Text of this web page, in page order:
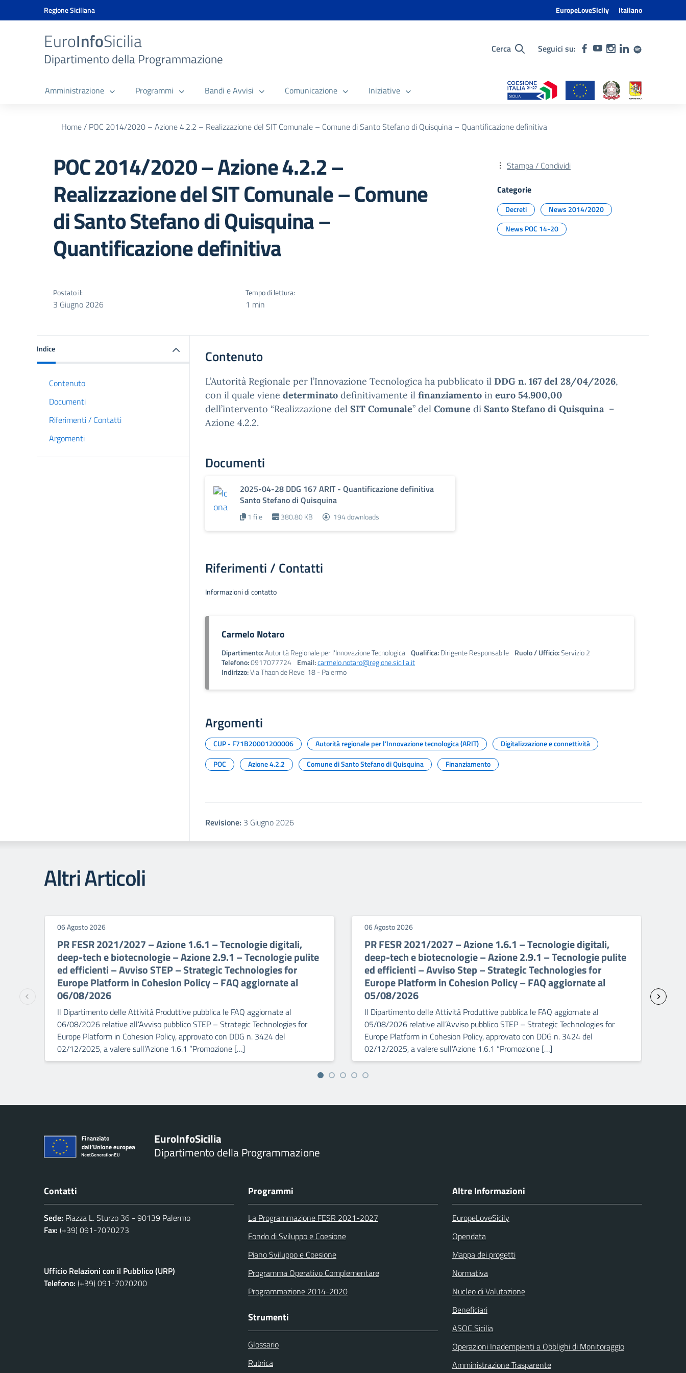
Vai ai contenuti
Vai al menu di navigazione
Vai al banner delle Cookie Policy
Regione Siciliana EuropeLoveSicily Italiano
EuroInfoSicilia
Dipartimento della Programmazione
Cerca Seguici su:
Amministrazione Programmi Bandi e Avvisi Comunicazione Iniziative
Home/ POC 2014/2020 – Azione 4.2.2 – Realizzazione del SIT Comunale – Comune di Santo Stefano di Quisquina – Quantificazione definitiva
POC 2014/2020 – Azione 4.2.2 –
Realizzazione del SIT Comunale – Comune
di Santo Stefano di Quisquina –
Quantificazione definitiva
Postato il:
3 Giugno 2026
Tempo di lettura:
1 min
Stampa / Condividi
Categorie
Decreti
News 2014/2020
News POC 14-20
Indice
Contenuto
Documenti
Riferimenti / Contatti
Argomenti
Contenuto
L’Autorità Regionale per l’Innovazione Tecnologica ha pubblicato il DDG n. 167 del 28/04/2026,
con il quale viene determinato definitivamente il finanziamento in euro 54.900,00
dell’intervento “Realizzazione del SIT Comunale” del Comune di Santo Stefano di Quisquina –
Azione 4.2.2.
Documenti
2025-04-28 DDG 167 ARIT - Quantificazione definitiva
Santo Stefano di Quisquina
1 file 380.80 KB 194 downloads
Riferimenti / Contatti
Informazioni di contatto
Carmelo Notaro
Dipartimento:Autorità Regionale per l'Innovazione Tecnologica Qualifica:Dirigente Responsabile Ruolo / Ufficio:Servizio 2
Telefono:0917077724 Email:carmelo.notaro@regione.sicilia.it
Indirizzo:Via Thaon de Revel 18 - Palermo
Argomenti
CUP - F71B20001200006 Autorità regionale per l’Innovazione tecnologica (ARIT)
Digitalizzazione e connettività
POC
Azione 4.2.2 Comune di Santo Stefano di Quisquina Finanziamento
Revisione: 3 Giugno 2026
Altri Articoli
06 Agosto 2026
PR FESR 2021/2027 – Azione 1.6.1 – Tecnologie digitali,
deep-tech e biotecnologie – Azione 2.9.1 – Tecnologie pulite
ed efficienti – Avviso STEP – Strategic Technologies for
Europe Platform in Cohesion Policy – FAQ aggiornate al
06/08/2026
Il Dipartimento delle Attività Produttive pubblica le FAQ aggiornate al
06/08/2026 relative all’Avviso pubblico STEP – Strategic Technologies for
Europe Platform in Cohesion Policy, approvato con DDG n. 3424 del
02/12/2025, a valere sull’Azione 1.6.1 “Promozione […]
06 Agosto 2026
PR FESR 2021/2027 – Azione 1.6.1 – Tecnologie digitali,
deep-tech e biotecnologie – Azione 2.9.1 – Tecnologie pulite
ed efficienti – Avviso Step – Strategic Technologies for
Europe Platform in Cohesion Policy – FAQ aggiornate al
05/08/2026
Il Dipartimento delle Attività Produttive pubblica le FAQ aggiornate al
05/08/2026 relative all’Avviso pubblico STEP – Strategic Technologies for
Europe Platform in Cohesion Policy, approvato con DDG n. 3424 del
02/12/2025, a valere sull’Azione 1.6.1 “Promozione […]
EuroInfoSicilia
Dipartimento della Programmazione
Contatti
Sede: Piazza L. Sturzo 36 - 90139 Palermo
Fax: (+39) 091-7070273
Ufficio Relazioni con il Pubblico (URP)
Telefono: (+39) 091-7070200
Programmi
La Programmazione FESR 2021-2027
Fondo di Sviluppo e Coesione
Piano Sviluppo e Coesione
Programma Operativo Complementare
Programmazione 2014-2020
Strumenti
Glossario
Rubrica
Altre Informazioni
EuropeLoveSicily
Opendata
Mappa dei progetti
Normativa
Nucleo di Valutazione
Beneficiari
ASOC Sicilia
Operazioni Inadempienti a Obblighi di Monitoraggio
Amministrazione Trasparente